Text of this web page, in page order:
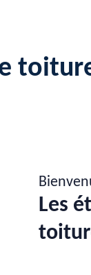
Les